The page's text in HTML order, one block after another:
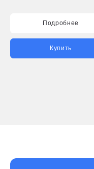
Подробнее
Купить